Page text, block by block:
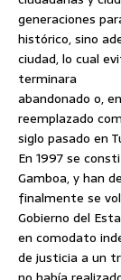
generaciones
histórico, sino
ciudad, lo cual
terminara
abandonado o,
reemplazado
siglo pasado en
En 1997 se
Gamboa, y han
finalmente se
Gobierno del
en comodato
de justicia a un